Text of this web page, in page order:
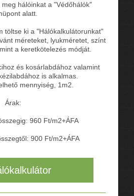
hálóinkat a "Védőhálók"
alatt.
töltse ki a "Hálókalkulátorunkat"
méreteket, lyukméretet, színt
a keretkötelezés módját.
és kosárlabdához valamint
is alkalmas.
mennyiség, 1m2.
Árak:
960 Ft/m2+ÁFA
900 Ft/m2+ÁFA